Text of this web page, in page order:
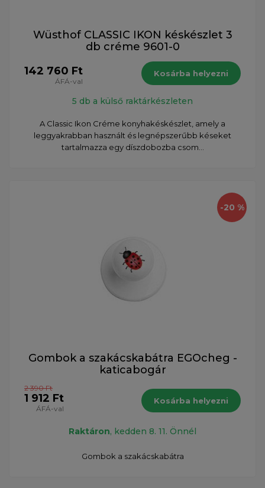
Wüsthof CLASSIC IKON késkészlet 3
db créme 9601-0
142 760 Ft
ÁFÁ-val
Kosárba helyezni
5 db a külső raktárkészleten
A Classic Ikon Créme konyhakéskészlet, amely a
leggyakrabban használt és legnépszerűbb késeket
tartalmazza egy díszdobozba csom...
-20 %
Gombok a szakácskabátra EGOcheg -
katicabogár
2 390 Ft
1 912 Ft
ÁFÁ-val
Kosárba helyezni
Raktáron, kedden 8. 11. Önnél
Gombok a szakácskabátra